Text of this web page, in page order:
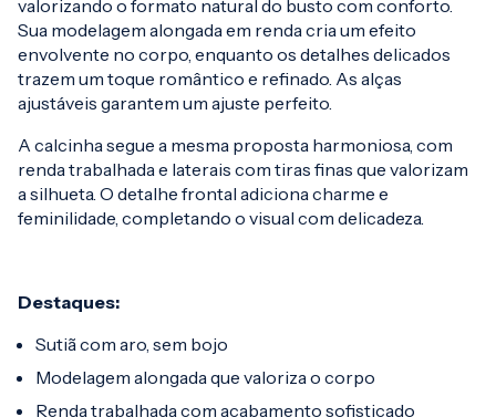
valorizando o formato natural do busto com conforto.
Sua modelagem alongada em renda cria um efeito
envolvente no corpo, enquanto os detalhes delicados
trazem um toque romântico e refinado. As alças
ajustáveis garantem um ajuste perfeito.
A calcinha segue a mesma proposta harmoniosa, com
renda trabalhada e laterais com tiras finas que valorizam
a silhueta. O detalhe frontal adiciona charme e
feminilidade, completando o visual com delicadeza.
Destaques:
Sutiã com aro, sem bojo
Modelagem alongada que valoriza o corpo
Renda trabalhada com acabamento sofisticado